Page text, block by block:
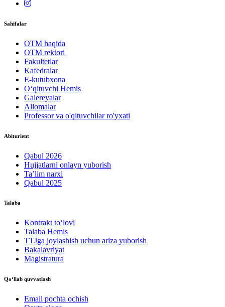
Sahifalar
OTM haqida
OTM rektori
Fakultetlar
Kafedralar
E-kutubxona
O‘qituvchi Hemis
Galereyalar
Allomalar
Professor va o'qituvchilar ro'yxati
Abiturient
Qabul 2026
Hujjatlarni onlayn yuborish
Ta’lim narxi
Qabul 2025
Talaba
Kontrakt to‘lovі
Talaba Hemis
TTJga joylashish uchun ariza yuborish
Bakalavriyat
Magistratura
Qo‘llab quvvatlash
Email pochta ochish